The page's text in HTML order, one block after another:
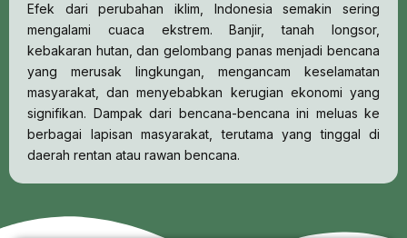
Efek dari perubahan iklim, Indonesia semakin sering
mengalami cuaca ekstrem. Banjir, tanah longsor,
kebakaran hutan, dan gelombang panas menjadi bencana
yang merusak lingkungan, mengancam keselamatan
masyarakat, dan menyebabkan kerugian ekonomi yang
signifikan. Dampak dari bencana-bencana ini meluas ke
berbagai lapisan masyarakat, terutama yang tinggal di
daerah rentan atau rawan bencana.